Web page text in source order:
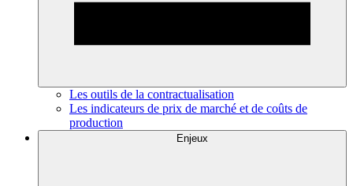
Les outils de la contractualisation
Les indicateurs de prix de marché et de coûts de
production
Enjeux